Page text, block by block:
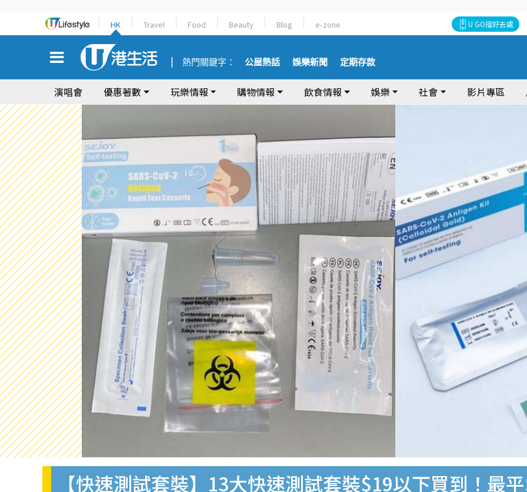
HK Travel Food Beauty Blog e-zone U GO搵好去處
熱門關鍵字： 公屋熱話 娛樂新聞 定期存款
演唱會 優惠著數 玩樂情報 購物情報 飲食情報 娛樂 社會 影片專區
【快速測試套裝】13大快速測試套裝$19以下買到！最